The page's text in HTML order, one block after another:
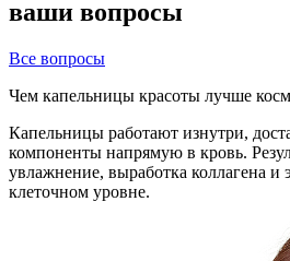
ваши вопросы
Все вопросы
Чем капельницы красоты лучше
Капельницы работают изнутри,
компоненты напрямую в кровь.
увлажнение, выработка коллагена
клеточном уровне.